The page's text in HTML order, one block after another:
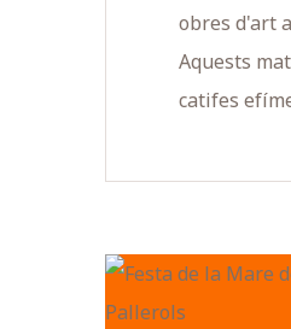
obres d'art
Aquests
catifes